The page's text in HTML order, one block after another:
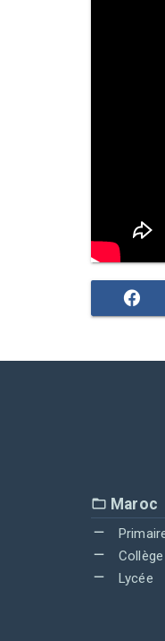
Maroc
Collège
Lycée